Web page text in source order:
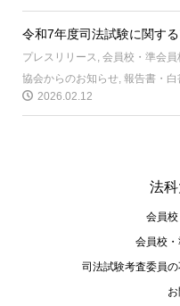
令和7年度司法試験に関す
プレスリリース, 会員校・準会
協会からのお知らせ 報告書・白
2026.02.12
法
会員
会員校
司法試験考査委員